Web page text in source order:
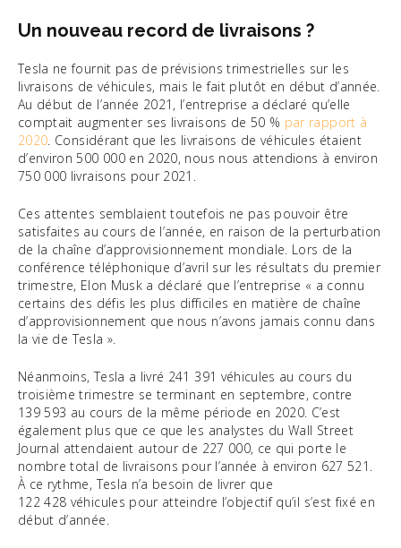
Un nouveau record de livraisons ?
Tesla ne fournit pas de prévisions trimestrielles sur les
livraisons de véhicules, mais le fait plutôt en début d’année.
Au début de l’année 2021, l’entreprise a déclaré qu’elle
comptait augmenter ses livraisons de 50 % par rapport à
2020. Considérant que les livraisons de véhicules étaient
d’environ 500 000 en 2020, nous nous attendions à environ
750 000 livraisons pour 2021.
Ces attentes semblaient toutefois ne pas pouvoir être
satisfaites au cours de l’année, en raison de la perturbation
de la chaîne d’approvisionnement mondiale. Lors de la
conférence téléphonique d’avril sur les résultats du premier
trimestre, Elon Musk a déclaré que l’entreprise « a connu
certains des défis les plus difficiles en matière de chaîne
d’approvisionnement que nous n’avons jamais connu dans
la vie de Tesla ».
Néanmoins, Tesla a livré 241 391 véhicules au cours du
troisième trimestre se terminant en septembre, contre
139 593 au cours de la même période en 2020. C’est
également plus que ce que les analystes du Wall Street
Journal attendaient autour de 227 000, ce qui porte le
nombre total de livraisons pour l’année à environ 627 521.
À ce rythme, Tesla n’a besoin de livrer que
122 428 véhicules pour atteindre l’objectif qu’il s’est fixé en
début d’année.